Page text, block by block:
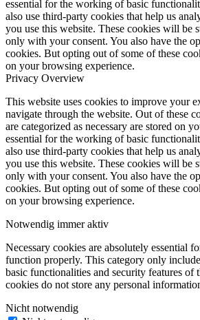
essential for the working of basic
also use third-party cookies that help us
you use this website. These cookies will be
only with your consent. You also have the
cookies. But opting out of some of these
on your browsing experience.
Privacy Overview
This website uses cookies to improve your
navigate through the website. Out of these
are categorized as necessary are stored on
essential for the working of basic
also use third-party cookies that help us
you use this website. These cookies will be
only with your consent. You also have the
cookies. But opting out of some of these
on your browsing experience.
Notwendig immer aktiv
Necessary cookies are absolutely essential
function properly. This category only
basic functionalities and security features of
cookies do not store any personal
Nicht notwendig